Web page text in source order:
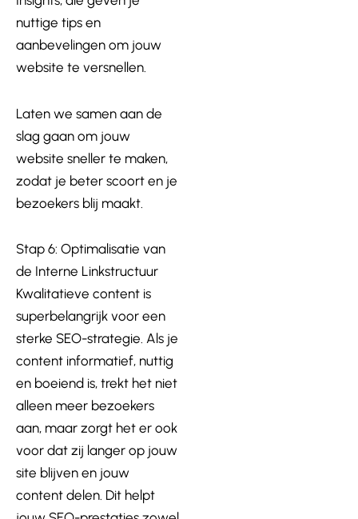
nuttige tips en
aanbevelingen om jouw
website te versnellen.
Laten we samen aan de
slag gaan om jouw
website sneller te maken,
zodat je beter scoort en je
bezoekers blij maakt.
Stap 6: Optimalisatie van
de Interne Linkstructuur
Kwalitatieve content is
superbelangrijk voor een
sterke SEO-strategie. Als je
content informatief, nuttig
en boeiend is, trekt het niet
alleen meer bezoekers
aan, maar zorgt het er ook
voor dat zij langer op jouw
site blijven en jouw
content delen. Dit helpt